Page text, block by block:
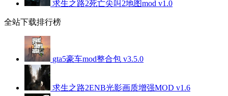
求生之路2死亡尖叫2地图mod v1.0
全站下载排行榜
gta5豪车mod整合包 v3.5.0
求生之路2ENB光影画质增强MOD v1.6